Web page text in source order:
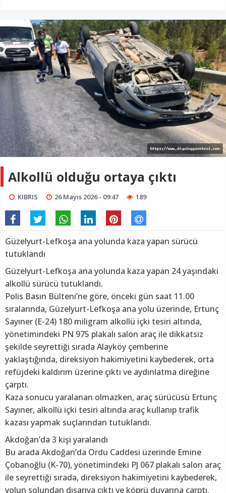
Alkollü olduğu ortaya çıktı
KIBRIS 26 Mayıs 2026 - 09:47 189
Güzelyurt-Lefkoşa ana yolunda kaza yapan sürücü
tutuklandı
Güzelyurt-Lefkoşa ana yolunda kaza yapan 24 yaşındaki
alkollü sürücü tutuklandı.
Polis Basın Bülteni’ne göre, önceki gün saat 11.00
sıralarında, Güzelyurt-Lefkoşa ana yolu üzerinde, Ertunç
Sayıner (E-24) 180 miligram alkollü içki tesiri altında,
yönetimindeki PN 975 plakalı salon araç ile dikkatsiz
şekilde seyrettiği sırada Alayköy çemberine
yaklaştığında, direksiyon hakimiyetini kaybederek, orta
refüjdeki kaldırım üzerine çıktı ve aydınlatma direğine
çarptı.
Kaza sonucu yaralanan olmazken, araç sürücüsü Ertunç
Sayıner, alkollü içki tesiri altında araç kullanıp trafik
kazası yapmak suçlarından tutuklandı.
Akdoğan’da 3 kişi yaralandı
Bu arada Akdoğan’da Ordu Caddesi üzerinde Emine
Çobanoğlu (K-70), yönetimindeki PJ 067 plakalı salon araç
ile seyrettiği sırada, direksiyon hakimiyetini kaybederek,
yolun solundan dışarıya çıktı ve köprü duvarına çarptı.